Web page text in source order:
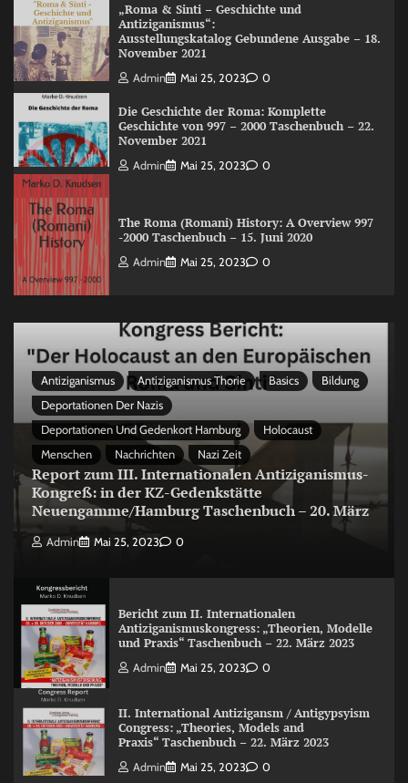
„Roma & Sinti – Geschichte und
Antiziganismus“:
Ausstellungskatalog Gebundene Ausgabe – 18.
November 2021
Admin Mai 25, 2023 0
Die Geschichte der Roma: Komplette
Geschichte von 997 – 2000 Taschenbuch – 22.
November 2021
Admin Mai 25, 2023 0
The Roma (Romani) History: A Overview 997
-2000 Taschenbuch – 15. Juni 2020
Admin Mai 25, 2023 0
Antiziganismus Antiziganismus Thorie Basics
Bildung
Deportationen Der Nazis
Deportationen Und Gedenkort Hamburg
Holocaust
Menschen
Nachrichten Nazi Zeit
Report zum III. Internationalen Antiziganismus-
Kongreß: in der KZ-Gedenkstätte
Neuengamme/Hamburg Taschenbuch – 20. März
Admin Mai 25, 2023 0
Bericht zum II. Internationalen
Antiziganismuskongress: „Theorien, Modelle
und Praxis“ Taschenbuch – 22. März 2023
Admin Mai 25, 2023 0
II. International Antizigansm / Antigypsyism
Congress: „Theories, Models and
Praxis“ Taschenbuch – 22. März 2023
Admin Mai 25, 2023 0